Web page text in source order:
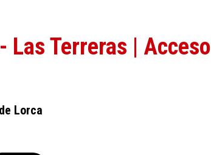
Las Terreras | Acceso
Lorca